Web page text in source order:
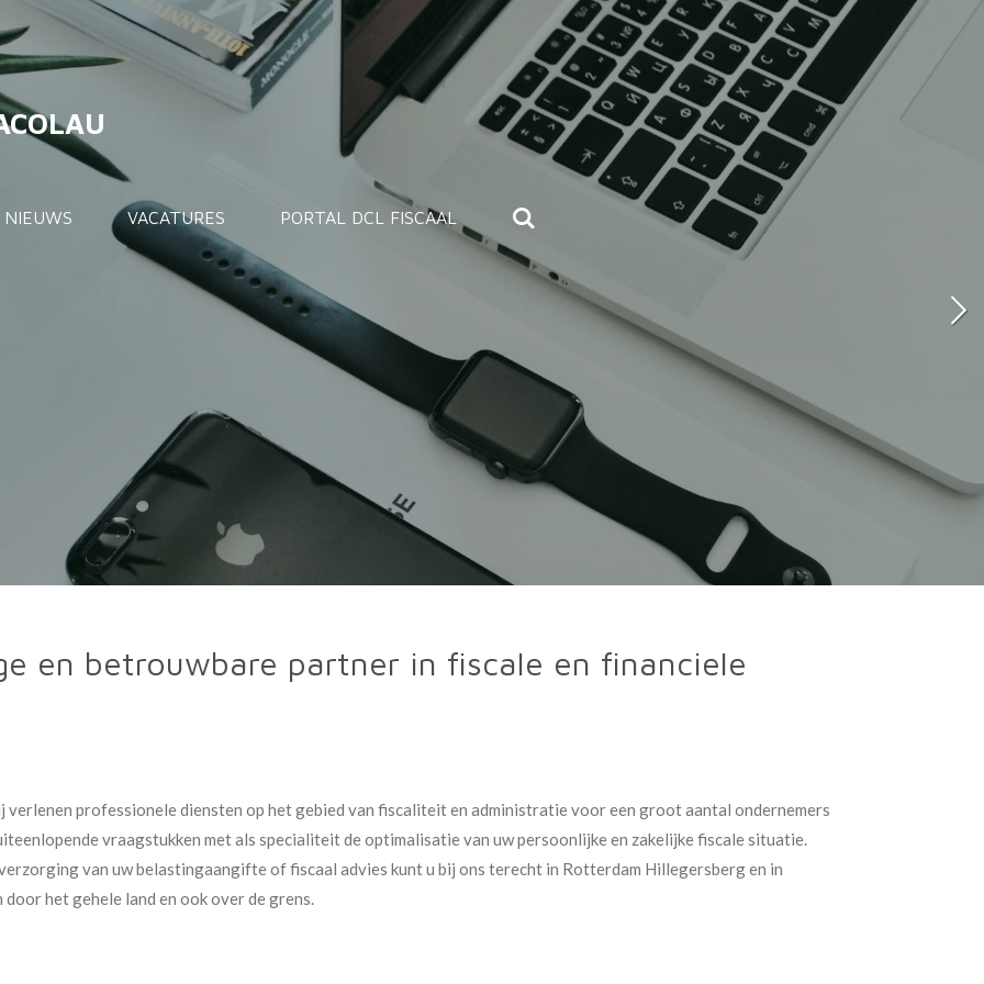
NIEUWS VACATURES PORTAL DCL FISCAAL
en betrouwbare partner in fiscale en financiele
verlenen professionele diensten op het gebied van fiscaliteit en administratie voor een groot aantal ondernemers
vraagstukken met als specialiteit de optimalisatie van uw persoonlijke en zakelijke fiscale situatie.
van uw belastingaangifte of fiscaal advies kunt u bij ons terecht in Rotterdam Hillegersberg en in
het gehele land en ook over de grens.